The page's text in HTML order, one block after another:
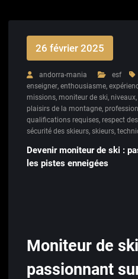
26 février 2025
andorra-mania esf
enseigner, enthousiasme,
missions, moniteur de ski, niveaux,
plaisirs de la montagne,
qualifications requises, respect
sécurité des skieurs, skieurs,
Devenir moniteur de ski :
les pistes enneigées
Moniteur de
passionnant